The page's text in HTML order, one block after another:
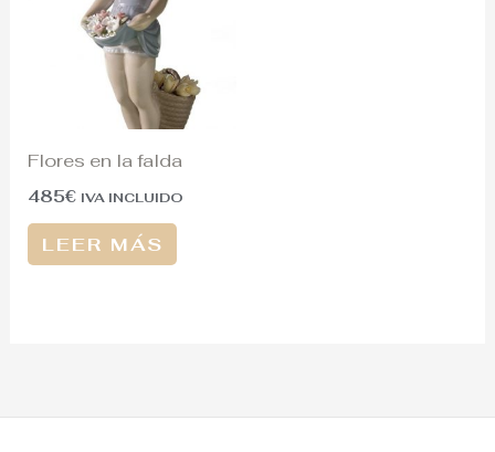
Flores en la falda
485€ IVA INCLUIDO
LEER MÁS